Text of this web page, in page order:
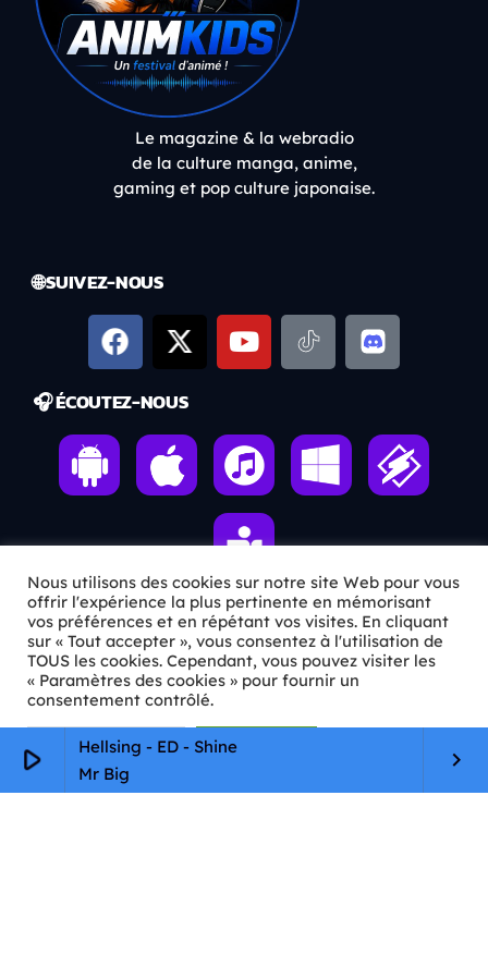
play_arrow
Hellsing - ED - Shine
Mr Big
keyboard_arrow_right
Le magazine & la webradio
de la culture manga, anime,
gaming et pop culture japonaise.
🌐 SUIVEZ-NOUS
🎧 ÉCOUTEZ-NOUS
ℹ️ INFOS PRATIQUES
✉️Contact
🦊Qui sommes-nous ?
📄
Mentions légales
Nous utilisons des cookies sur notre site Web pour vous
offrir l'expérience la plus pertinente en mémorisant
vos préférences et en répétant vos visites. En cliquant
sur « Tout accepter », vous consentez à l'utilisation de
TOUS les cookies. Cependant, vous pouvez visiter les
« Paramètres des cookies » pour fournir un
consentement contrôlé.
Paramètres Cookie Tout accepter